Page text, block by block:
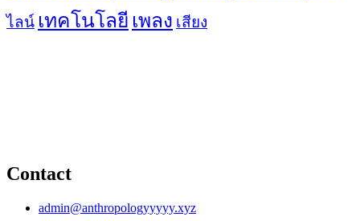
ไลน์ เทคโนโลยี เพลง เสียง
Contact
admin@anthropologyyyyy.xyz